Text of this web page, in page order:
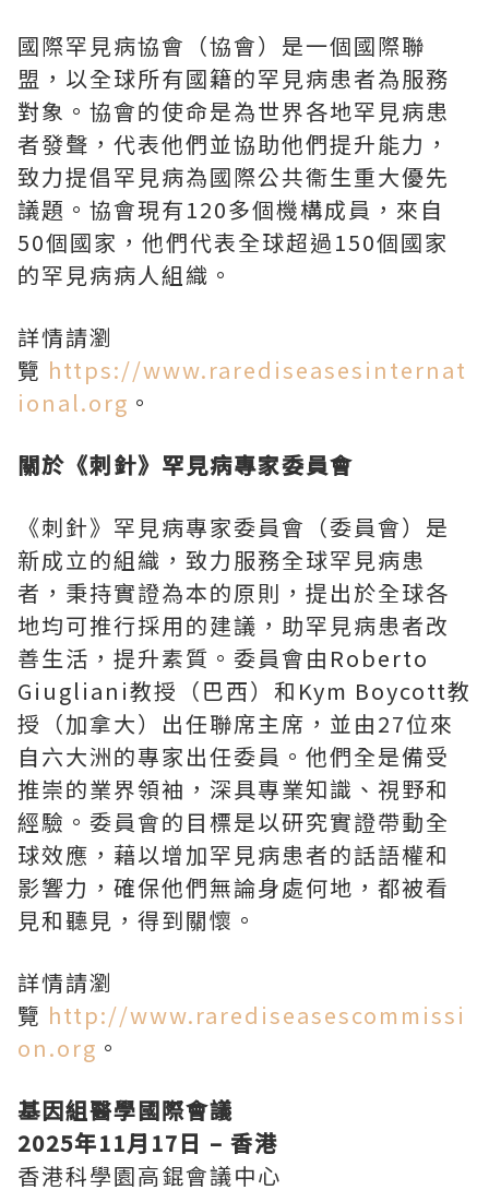
國際罕見病協會（協會）是一個國際聯
盟，以全球所有國籍的罕見病患者為服務
對象。協會的使命是為世界各地罕見病患
者發聲，代表他們並協助他們提升能力，
致力提倡罕見病為國際公共衞生重大優先
議題。協會現有120多個機構成員，來自
50個國家，他們代表全球超過150個國家
的罕見病病人組織。
詳情請瀏
覽 https://www.rarediseasesinternat
ional.org 。
關於《刺針》罕見病專家委員會
《刺針》罕見病專家委員會（委員會）是
新成立的組織，致力服務全球罕見病患
者，秉持實證為本的原則，提出於全球各
地均可推行採用的建議，助罕見病患者改
善生活，提升素質。委員會由Roberto
Giugliani教授（巴西）和Kym Boycott教
授（加拿大）出任聯席主席，並由27位來
自六大洲的專家出任委員。他們全是備受
推崇的業界領袖，深具專業知識、視野和
經驗。委員會的目標是以研究實證帶動全
球效應，藉以增加罕見病患者的話語權和
影響力，確保他們無論身處何地，都被看
見和聽見，得到關懷。
詳情請瀏
覽 http://www.rarediseasescommissi
on.org 。
基因組醫學國際會議
2025年11月 17日 – 香港
香港科學園高錕會議中心